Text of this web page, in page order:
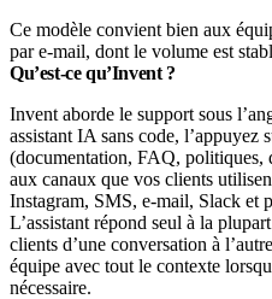
Ce modèle convient bien aux
par e-mail, dont le volume est
Qu’est-ce qu’Invent ?
Invent aborde le support sous
assistant IA sans code, l’appuyez
(documentation, FAQ, politiques,
aux canaux que vos clients
Instagram, SMS, e-mail, Slack et
L’assistant répond seul à la
clients d’une conversation à
équipe avec tout le contexte
nécessaire.